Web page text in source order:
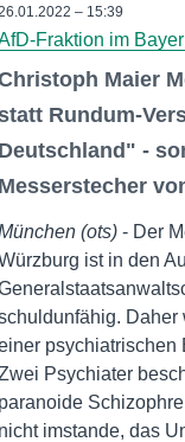
– 15:39
Fraktion im
Maier
Rundum-
Deutschland" -
Messerstecher
(ots)- Der
ist in den
Daher
psychiatrischen
Psychiater
paranoide
nicht imstande, das